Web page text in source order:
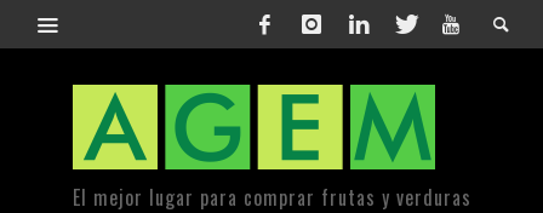
El mejor lugar para comprar frutas y verduras